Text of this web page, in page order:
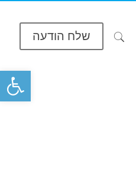
פתח
שלח הודעה